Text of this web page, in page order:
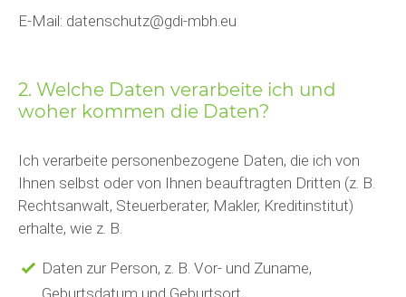
E-Mail: datenschutz@gdi-mbh.eu
2. Welche Daten verarbeite ich und
woher kommen die Daten?
Ich verarbeite personenbezogene Daten, die ich von
Ihnen selbst oder von Ihnen beauftragten Dritten (z. B.
Rechtsanwalt, Steuerberater, Makler, Kreditinstitut)
erhalte, wie z. B.
Daten zur Person, z. B. Vor- und Zuname,
Geburtsdatum und Geburtsort,